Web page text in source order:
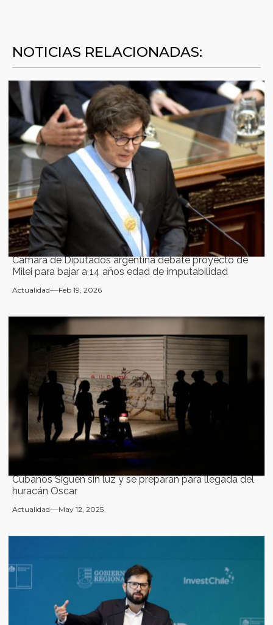
NOTICIAS RELACIONADAS:
Cámara de Diputados argentina debate proyecto de
Milei para bajar a 14 años edad de imputabilidad
Actualidad Feb 19, 2026
Cubanos Siguen sin luz y se preparan para llegada del
huracán Oscar
Actualidad May 12, 2025